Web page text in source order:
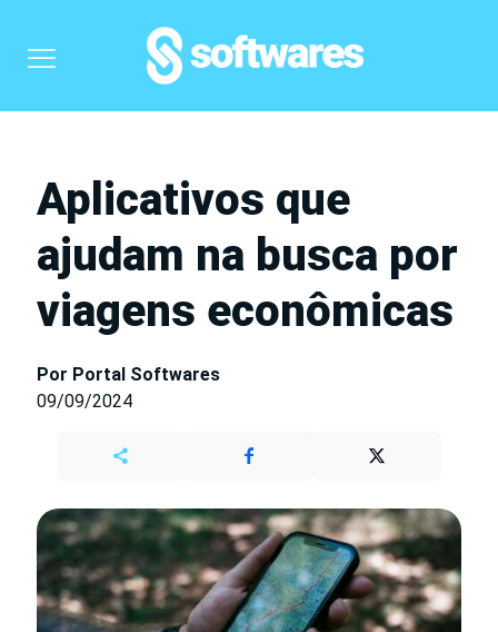
Aplicativos que
ajudam na busca por
viagens econômicas
Por Portal Softwares
09/09/2024